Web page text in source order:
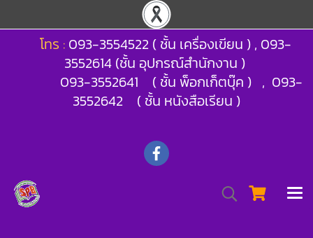
โทร : 093-3554522 ( ชั้น เครื่องเขียน ) , 093-
3552614 (ชั้น อุปกรณ์สำนักงาน )
093-3552641 ( ชั้น พ็อกเก็ตบุ๊ค ) , 093-
3552642 ( ชั้น หนังสือเรียน )